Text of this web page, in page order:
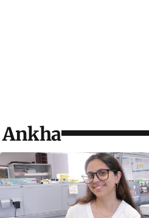
Ankha